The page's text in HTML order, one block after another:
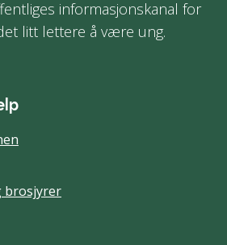
informasjonskanal for
litt lettere å være ung.
brosjyrer